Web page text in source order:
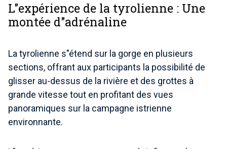
L"expérience de la tyrolienne : Une
montée d"adrénaline
La tyrolienne s"étend sur la gorge en plusieurs
sections, offrant aux participants la possibilité de
glisser au-dessus de la rivière et des grottes à
grande vitesse tout en profitant des vues
panoramiques sur la campagne istrienne
environnante.